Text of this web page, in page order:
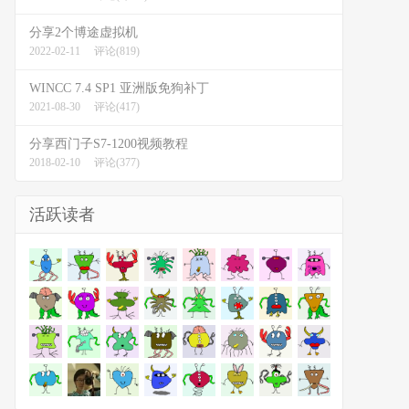
分享2个博途虚拟机
2022-02-11 评论(819)
WINCC 7.4 SP1 亚洲版免狗补丁
2021-08-30 评论(417)
分享西门子S7-1200视频教程
2018-02-10 评论(377)
活跃读者